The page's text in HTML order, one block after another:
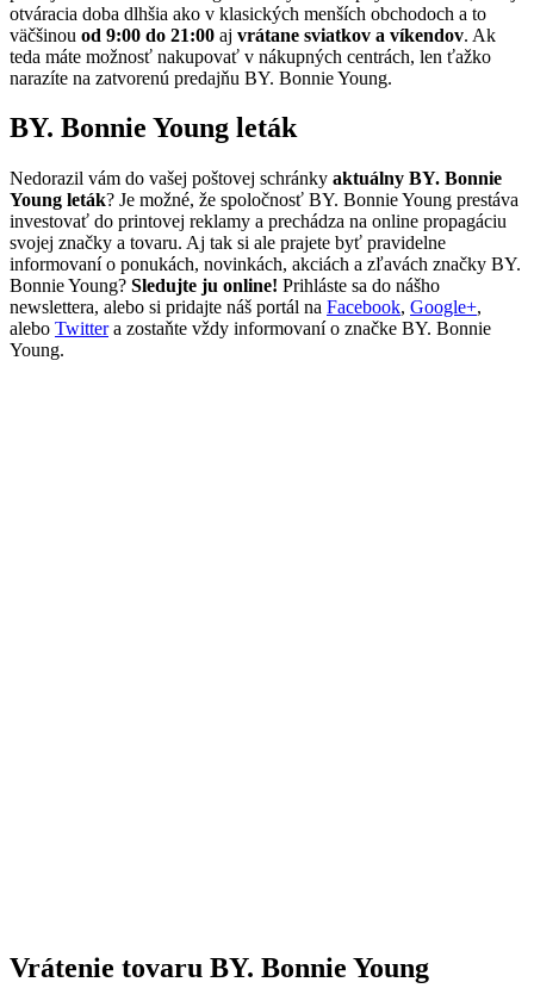
otváracia doba dlhšia ako v klasických menších obchodoch a to
väčšinou od 9:00 do 21:00 aj vrátane sviatkov a víkendov. Ak
teda máte možnosť nakupovať v nákupných centrách, len ťažko
narazíte na zatvorenú predajňu BY. Bonnie Young.
BY. Bonnie Young leták
Nedorazil vám do vašej poštovej schránky aktuálny BY. Bonnie
Young leták? Je možné, že spoločnosť BY. Bonnie Young prestáva
investovať do printovej reklamy a prechádza na online propagáciu
svojej značky a tovaru. Aj tak si ale prajete byť pravidelne
informovaní o ponukách, novinkách, akciách a zľavách značky BY.
Bonnie Young? Sledujte ju online! Prihláste sa do nášho
newslettera, alebo si pridajte náš portál na Facebook, Google+,
alebo Twittera zostaňte vždy informovaní o značke BY. Bonnie
Young.
Vrátenie tovaru BY. Bonnie Young